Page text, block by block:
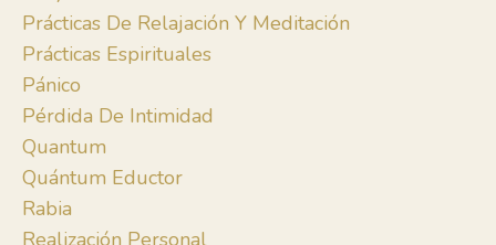
Prácticas De Relajación Y Meditación
Prácticas Espirituales
Pánico
Pérdida De Intimidad
Quantum
Quántum Eductor
Rabia